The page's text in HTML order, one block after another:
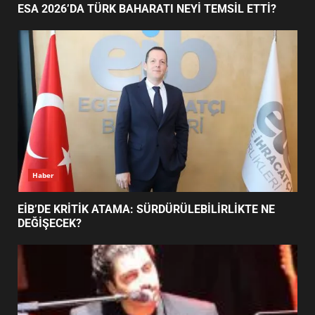
4
FİNALİNDE NE BAŞARDI?
5
BALIKESİR MÜZELERİNDE SÜRE
UZATILDI: NE DEĞİŞTİ?
BURHANİYE SATRANÇ
TURNUVASI KAYITLARI NEYİ
BURHANİYE BELEDİYESPOR’DA
YENİ YÖNETİM NASIL
ŞEKİLLENDİ?
ESA 2026’DA TÜRK BAHARATI NEYİ TEMSİL ETTİ?
Haber
EİB’DE KRİTİK ATAMA: SÜRDÜRÜLEBİLİRLİKTE NE
DEĞİŞECEK?